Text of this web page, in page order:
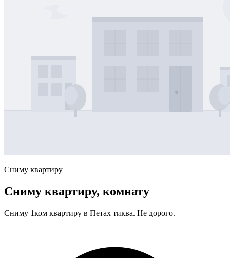
Сниму квартиру
Сниму квартиру, комнату
Сниму 1ком квартиру в Петах тиква. Не дорого.